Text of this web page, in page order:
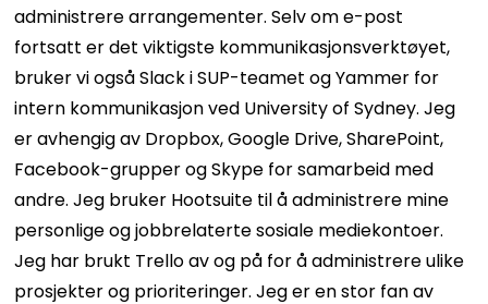
administrere arrangementer. Selv om e-post
fortsatt er det viktigste kommunikasjonsverktøyet,
bruker vi også Slack i SUP-teamet og Yammer for
intern kommunikasjon ved University of Sydney. Jeg
er avhengig av Dropbox, Google Drive, SharePoint,
Facebook-grupper og Skype for samarbeid med
andre. Jeg bruker Hootsuite til å administrere mine
personlige og jobbrelaterte sosiale mediekontoer.
Jeg har brukt Trello av og på for å administrere ulike
prosjekter og prioriteringer. Jeg er en stor fan av